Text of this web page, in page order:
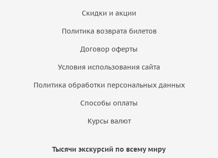
Скидки и акции
Политика возврата билетов
Договор оферты
Условия использования сайта
Политика обработки персональных данных
Способы оплаты
Курсы валют
Тысячи экскурсий по всему миру